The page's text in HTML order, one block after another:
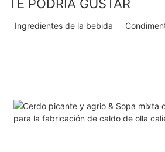
TE PODRÍA GUSTAR
Ingredientes de la bebida